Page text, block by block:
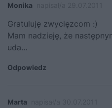
Monika
Gratuluję zwycięzcom :)
Mam nadzieję, że
uda…
Odpowiedz
Marta